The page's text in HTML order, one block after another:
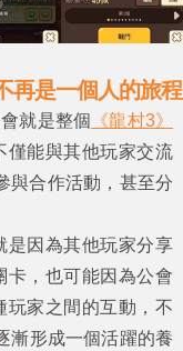
再是一個人的旅程
就是整個
《龍村3》
僅能與其他玩家交流
與合作活動，甚至分
是因為其他玩家分享
卡，也可能因為公會
玩家之間的互動，不
漸形成一個活躍的養